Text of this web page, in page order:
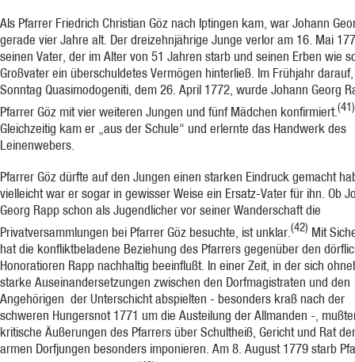
Als Pfar­rer Friedrich Christian Göz nach Iptingen kam, war Johann
ge­rade vier Jahre alt. Der dreizehnjährige Junge verlor am 16. Mai
seinen Va­ter, der im Alter von 51 Jahren starb und seinen Erben wie
Großvater ein überschuldetes Vermögen hinter­ließ. Im Frühjahr
Sonntag Quasimodogeniti, dem 26. April 1772, wurde Johann Georg
Pfarrer Göz mit vier weiteren Jungen und fünf Mädchen konfirmiert.(41)
Gleichzeitig kam er „aus der Schule“ und erlernte das Handwerk des
Leinenwebers.
Pfarrer Göz dürfte auf den Jungen einen starken Eindruck gemacht
vielleicht war er sogar in gewisser Weise ein Ersatz-Vater für ihn. Ob
Georg Rapp schon als Jugendlicher vor seiner Wanderschaft die
Privatversammlungen bei Pfarrer Göz besuchte, ist unklar.(42) Mit
hat die konfliktbeladene Be­ziehung des Pfar­rers gegenüber den
Honoratioren Rapp nachhaltig beein­flußt. In einer Zeit, in der sich
starke Auseinanderset­zungen zwischen den Dorfmagistraten und den
Angehörigen der Un­terschicht abspielten - besonders kraß nach der
schweren Hungers­not 1771 um die Austeilung der Allmanden -,
kritische Äuße­rungen des Pfar­rers über Schultheiß, Gericht und Rat
armen Dorfjungen besonders imponieren. Am 8. August 1779 starb